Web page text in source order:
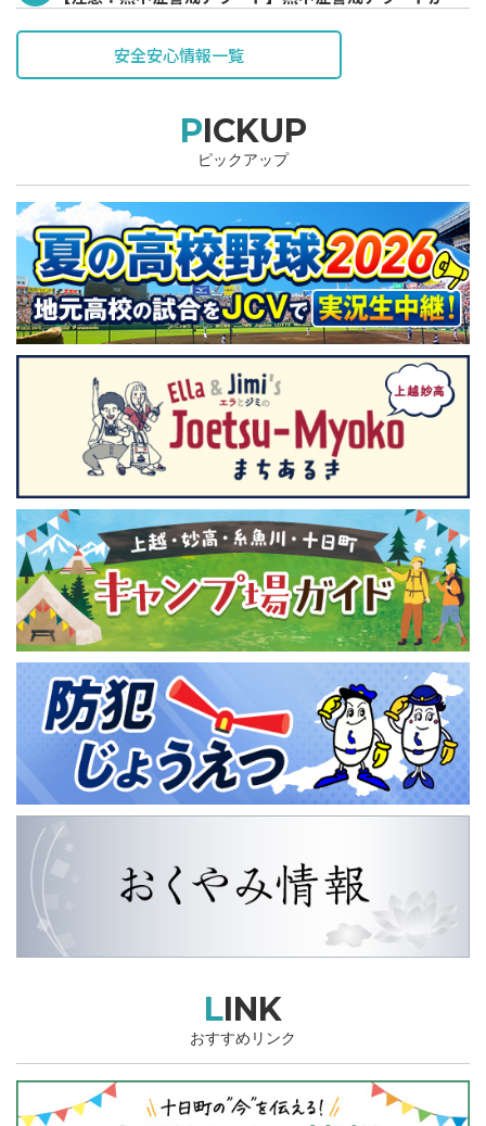
安全安心情報一覧
PICKUP
ピックアップ
LINK
おすすめリンク